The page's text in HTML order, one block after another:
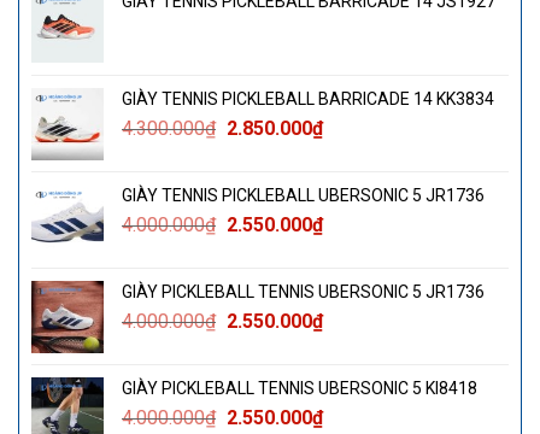
GIÀY TENNIS PICKLEBALL BARRICADE 14 KK3834
4.300.000₫ Giá
4.300.000₫.
2.850.000₫Giá
là:
2.850.000₫.
GIÀY TENNIS PICKLEBALL UBERSONIC 5 JR1736
4.000.000₫ Giá
4.000.000₫.
2.550.000₫Giá
là:
2.550.000₫.
GIÀY PICKLEBALL TENNIS UBERSONIC 5 JR1736
4.000.000₫ Giá
4.000.000₫.
2.550.000₫Giá
là:
2.550.000₫.
GIÀY PICKLEBALL TENNIS UBERSONIC 5 KI8418
4.000.000₫ Giá
2.550.000₫Giá